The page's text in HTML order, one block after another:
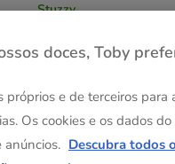
Stuzzy
Ver descrição
400 g
-25% na 2ª un.
doces, Toby
próprios e de terceiros
Os cookies e os dados
anúncios. Descubra todos